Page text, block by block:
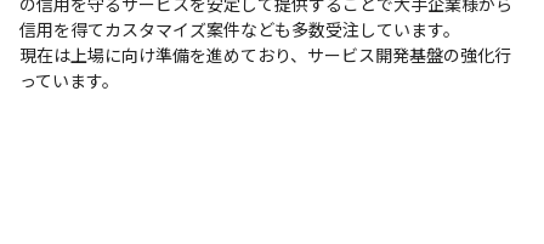
信用を得てカスタマイズ案件なども多数受注しています。
現在は上場に向け準備を進めており、サービス開発基盤の強化行
っています。